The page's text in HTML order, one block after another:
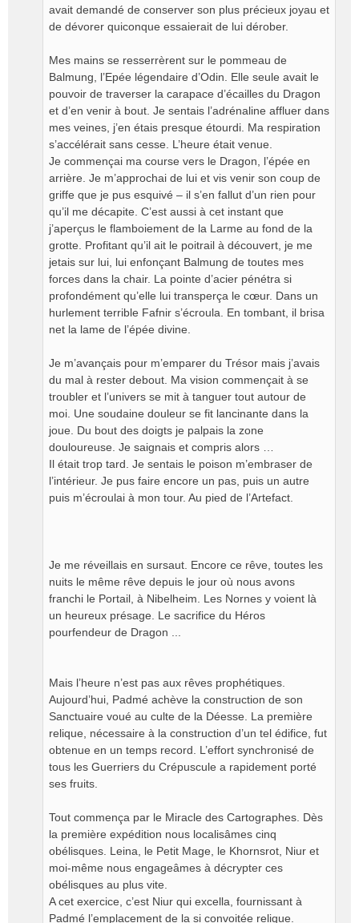
avait demandé de conserver son plus précieux joyau et
de dévorer quiconque essaierait de lui dérober.
Mes mains se resserrèrent sur le pommeau de
Balmung, l’Epée légendaire d’Odin. Elle seule avait le
pouvoir de traverser la carapace d’écailles du Dragon
et d’en venir à bout. Je sentais l’adrénaline affluer dans
mes veines, j’en étais presque étourdi. Ma respiration
s’accélérait sans cesse. L’heure était venue.
Je commençai ma course vers le Dragon, l’épée en
arrière. Je m’approchai de lui et vis venir son coup de
griffe que je pus esquivé – il s’en fallut d’un rien pour
qu’il me décapite. C’est aussi à cet instant que
j’aperçus le flamboiement de la Larme au fond de la
grotte. Profitant qu’il ait le poitrail à découvert, je me
jetais sur lui, lui enfonçant Balmung de toutes mes
forces dans la chair. La pointe d’acier pénétra si
profondément qu’elle lui transperça le cœur. Dans un
hurlement terrible Fafnir s’écroula. En tombant, il brisa
net la lame de l’épée divine.
Je m’avançais pour m’emparer du Trésor mais j’avais
du mal à rester debout. Ma vision commençait à se
troubler et l’univers se mit à tanguer tout autour de
moi. Une soudaine douleur se fit lancinante dans la
joue. Du bout des doigts je palpais la zone
douloureuse. Je saignais et compris alors …
Il était trop tard. Je sentais le poison m’embraser de
l’intérieur. Je pus faire encore un pas, puis un autre
puis m’écroulai à mon tour. Au pied de l’Artefact.
Je me réveillais en sursaut. Encore ce rêve, toutes les
nuits le même rêve depuis le jour où nous avons
franchi le Portail, à Nibelheim. Les Nornes y voient là
un heureux présage. Le sacrifice du Héros
pourfendeur de Dragon ...
Mais l’heure n’est pas aux rêves prophétiques.
Aujourd’hui, Padmé achève la construction de son
Sanctuaire voué au culte de la Déesse. La première
relique, nécessaire à la construction d’un tel édifice, fut
obtenue en un temps record. L’effort synchronisé de
tous les Guerriers du Crépuscule a rapidement porté
ses fruits.
Tout commença par le Miracle des Cartographes. Dès
la première expédition nous localisâmes cinq
obélisques. Leina, le Petit Mage, le Khornsrot, Niur et
moi-même nous engageâmes à décrypter ces
obélisques au plus vite.
A cet exercice, c’est Niur qui excella, fournissant à
Padmé l’emplacement de la si convoitée relique.